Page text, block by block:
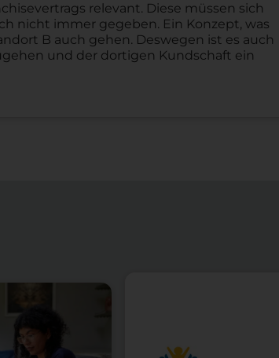
relevant. Diese müssen sich
nicht immer gegeben. Ein Konzept, was
B auch gehen. Deswegen ist es auch
und der dortigen Kundschaft ein